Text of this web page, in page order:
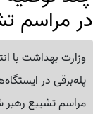
در مراسم
وزارت بهداشت با
پله‌برقی در
مراسم تشییع رهبر